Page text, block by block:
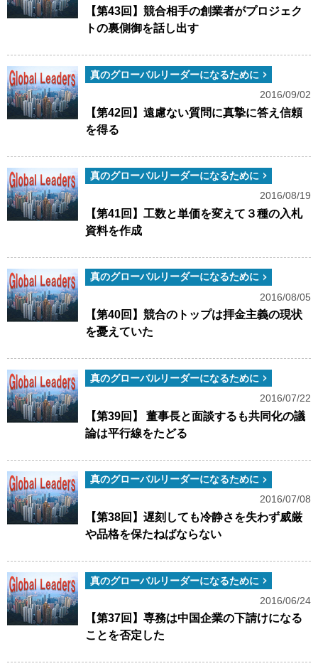
【第43回】競合相手の創業者がプロジェク
トの裏側御を話し出す
真のグローバルリーダーになるために
2016/09/02
【第42回】遠慮ない質問に真摯に答え信頼
を得る
真のグローバルリーダーになるために
2016/08/19
【第41回】工数と単価を変えて３種の入札
資料を作成
真のグローバルリーダーになるために
2016/08/05
【第40回】競合のトップは拝金主義の現状
を憂えていた
真のグローバルリーダーになるために
2016/07/22
【第39回】 董事長と面談するも共同化の議
論は平行線をたどる
真のグローバルリーダーになるために
2016/07/08
【第38回】遅刻しても冷静さを失わず威厳
や品格を保たねばならない
真のグローバルリーダーになるために
2016/06/24
【第37回】専務は中国企業の下請けになる
ことを否定した